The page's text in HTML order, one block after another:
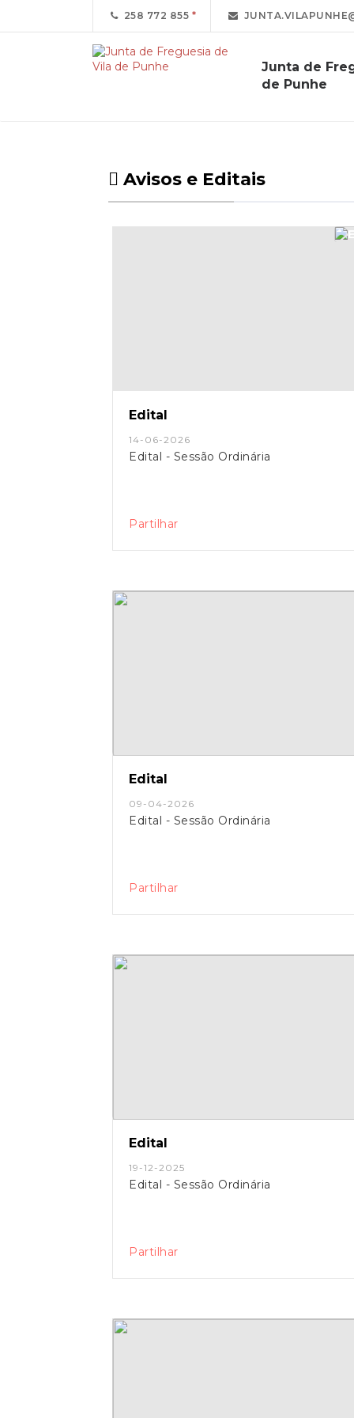
258 772 855
Junta de
de Punhe
Avisos e Editais
Edital
14-06-2026
Edital - Sessão Ordinária
Partilhar
Edital
09-04-2026
Edital - Sessão Ordinária
Partilhar
Edital
19-12-2025
Edital - Sessão Ordinária
Partilhar